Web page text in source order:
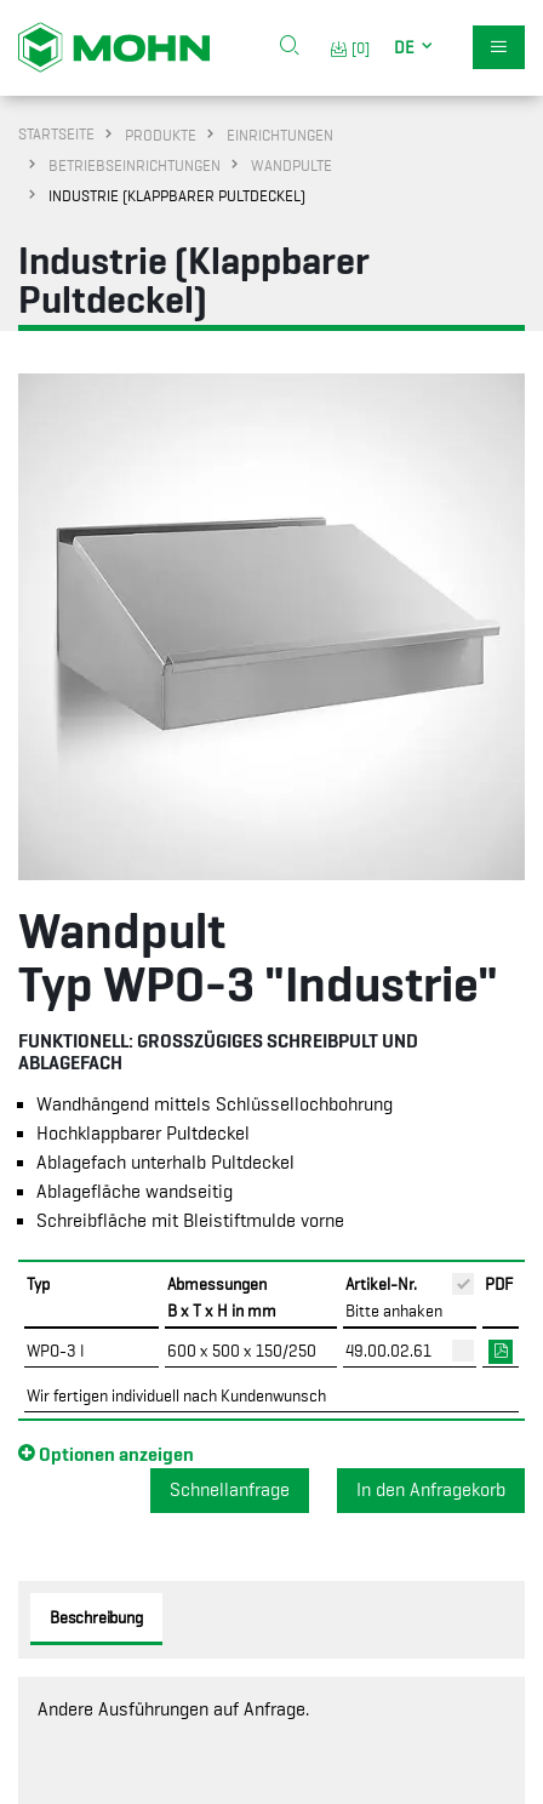
[0] DE
STARTSEITE PRODUKTE
EINRICHTUNGEN
BETRIEBSEINRICHTUNGEN
WANDPULTE
INDUSTRIE (KLAPPBARER PULTDECKEL)
Industrie (Klappbarer
Pultdeckel)
Wandpult
Typ WPO-3 "Industrie"
FUNKTIONELL: GROSSZÜGIGES SCHREIBPULT UND
ABLAGEFACH
Wandhängend mittels Schlüssellochbohrung
Hochklappbarer Pultdeckel
Ablagefach unterhalb Pultdeckel
Ablagefläche wandseitig
Schreibfläche mit Bleistiftmulde vorne
Typ
Abmessungen
B x T x H in mm
Artikel-Nr.
Bitte anhaken
PDF
WPO-3 I 600 x 500 x 150/250 49.00.02.61
Wir fertigen individuell nach Kundenwunsch
Optionen anzeigen
Schnellanfrage
Beschreibung
Andere Ausführungen auf Anfrage.